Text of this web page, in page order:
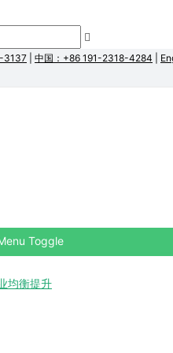
3137 中国：+86 191-2318-4284
Toggle
均衡提升